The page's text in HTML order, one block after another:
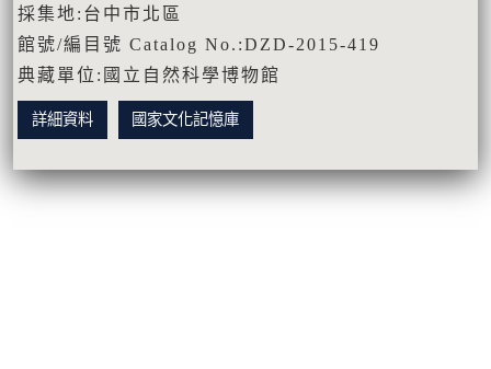
採集地:台中市北區
館號/編目號 Catalog No.:DZD-2015-419
典藏單位:國立自然科學博物館
詳細資料 國家文化記憶庫